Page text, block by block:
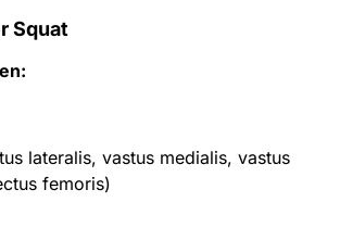
Squat
lateralis, vastus medialis, vastus
femoris)